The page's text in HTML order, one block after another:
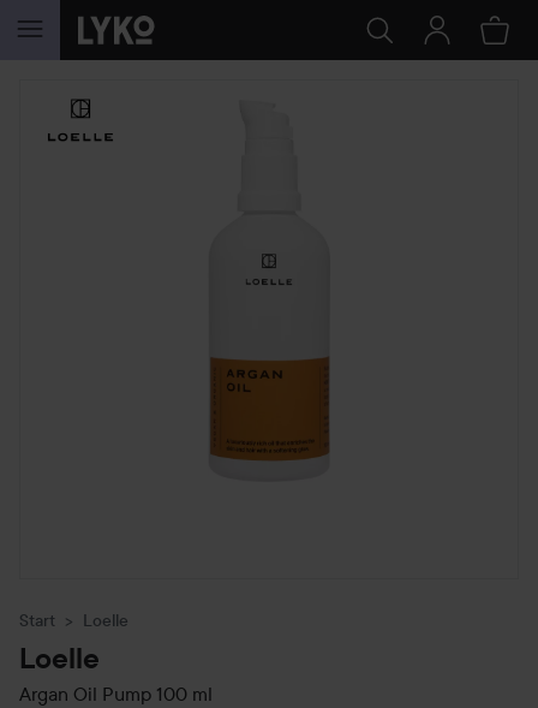
GÅ TIL INDHOLD
Start Loelle
Loelle
Argan Oil Pump 100 ml